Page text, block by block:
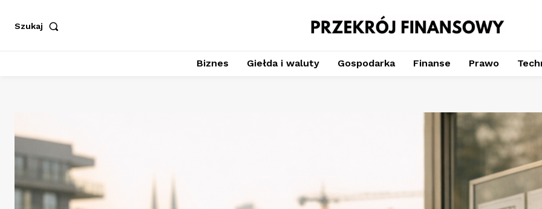
Szukaj
Biznes Giełda i waluty Gospodarka Finanse Prawo